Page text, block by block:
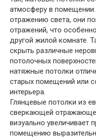
атмосферу в
отражению света, они
отражений, что
другой жилой комнате.
скрыть различные
потолочных
натяжные потолки
старых помещений или
интерьера.
Глянцевые потолки из
сверкающей
визуально увеличивает
помещению